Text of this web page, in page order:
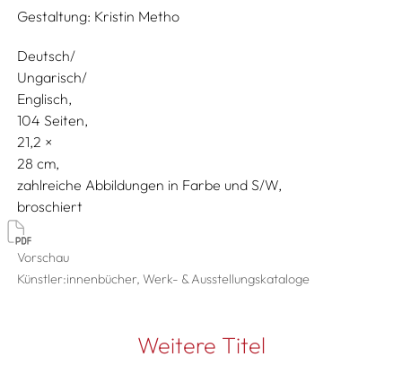
Gestaltung: Kristin Metho
Deutsch/
Ungarisch/
Englisch
104 Seiten,
21,2
28
zahlreiche Abbildungen in Farbe und S/W
broschiert
Vorschau
Künstler:innenbücher, Werk- & Ausstellungskataloge
Weitere Titel